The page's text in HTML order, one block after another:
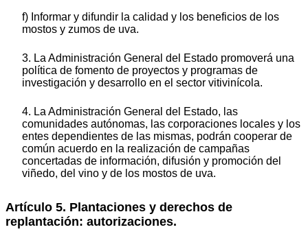
f) Informar y difundir la calidad y los beneficios de los
mostos y zumos de uva.
3. La Administración General del Estado promoverá una
política de fomento de proyectos y programas de
investigación y desarrollo en el sector vitivinícola.
4. La Administración General del Estado, las
comunidades autónomas, las corporaciones locales y los
entes dependientes de las mismas, podrán cooperar de
común acuerdo en la realización de campañas
concertadas de información, difusión y promoción del
viñedo, del vino y de los mostos de uva.
Artículo 5. Plantaciones y derechos de
replantación: autorizaciones.